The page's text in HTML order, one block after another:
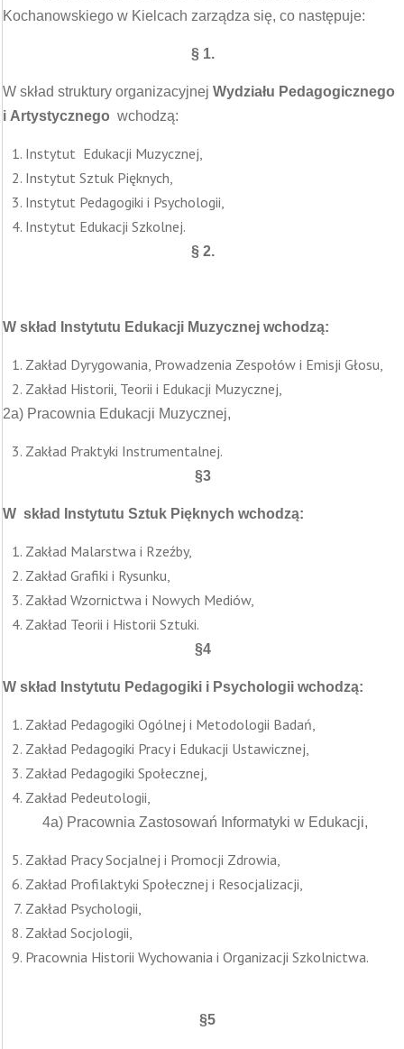
Kochanowskiego w Kielcach zarządza się, co następuje:
§ 1.
W skład struktury organizacyjnej Wydziału Pedagogicznego
i Artystycznego wchodzą:
Instytut Edukacji Muzycznej,
Instytut Sztuk Pięknych,
Instytut Pedagogiki i Psychologii,
Instytut Edukacji Szkolnej.
§ 2.
W skład Instytutu Edukacji Muzycznej wchodzą:
Zakład Dyrygowania, Prowadzenia Zespołów i Emisji Głosu,
Zakład Historii, Teorii i Edukacji Muzycznej,
2a) Pracownia Edukacji Muzycznej,
Zakład Praktyki Instrumentalnej.
§3
W skład Instytutu Sztuk Pięknych wchodzą:
Zakład Malarstwa i Rzeźby,
Zakład Grafiki i Rysunku,
Zakład Wzornictwa i Nowych Mediów,
Zakład Teorii i Historii Sztuki.
§4
W skład Instytutu Pedagogiki i Psychologii wchodzą:
Zakład Pedagogiki Ogólnej i Metodologii Badań,
Zakład Pedagogiki Pracy i Edukacji Ustawicznej,
Zakład Pedagogiki Społecznej,
Zakład Pedeutologii,
4a) Pracownia Zastosowań Informatyki w Edukacji,
Zakład Pracy Socjalnej i Promocji Zdrowia,
Zakład Profilaktyki Społecznej i Resocjalizacji,
Zakład Psychologii,
Zakład Socjologii,
Pracownia Historii Wychowania i Organizacji Szkolnictwa.
§5